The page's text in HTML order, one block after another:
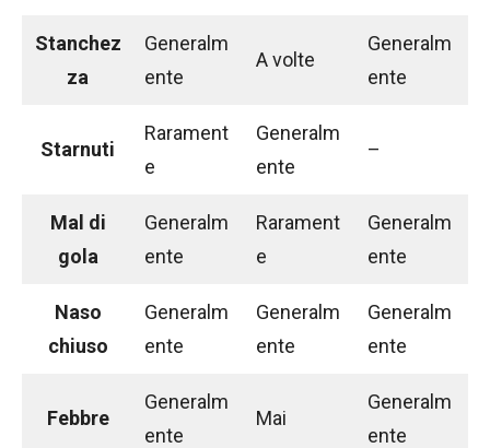
Stanchez
za
Generalm
ente
A volte
Generalm
ente
Starnuti
Rarament
e
Generalm
ente
–
Mal di
gola
Generalm
ente
Rarament
e
Generalm
ente
Naso
chiuso
Generalm
ente
Generalm
ente
Generalm
ente
Febbre
Generalm
ente
Mai
Generalm
ente